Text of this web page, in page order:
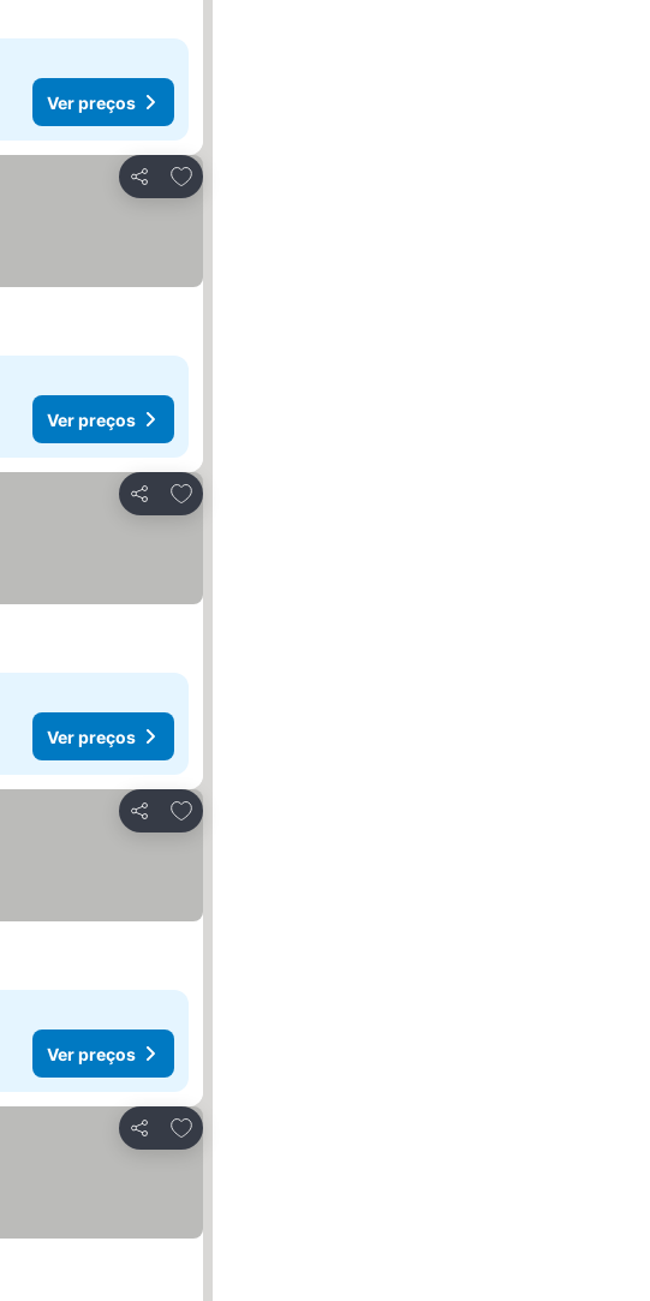
Ver preços
Partilhar
Adicionar aos favoritos
Ver preços
Partilhar
Adicionar aos favoritos
Ver preços
Partilhar
Adicionar aos favoritos
Ver preços
Partilhar
Adicionar aos favoritos